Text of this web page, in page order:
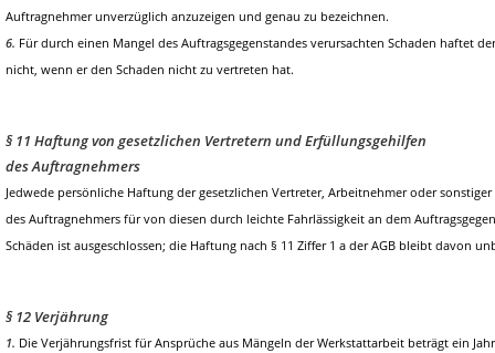
Auftragnehmer unverzüglich anzuzeigen und genau zu bezeichnen.
6. Für durch einen Mangel des Auftragsgegenstandes verursachten Schaden haftet
nicht, wenn er den Schaden nicht zu vertreten hat.
§ 11 Haftung von gesetzlichen Vertretern und Erfüllungsgehilfen
des Auftragnehmers
Jedwede persönliche Haftung der gesetzlichen Vertreter, Arbeitnehmer oder
des Auftragnehmers für von diesen durch leichte Fahrlässigkeit an dem
Schäden ist ausgeschlossen; die Haftung nach § 11 Ziffer 1 a der AGB bleibt davon
§ 12 Verjährung
1. Die Verjährungsfrist für Ansprüche aus Mängeln der Werkstattarbeit beträgt ein